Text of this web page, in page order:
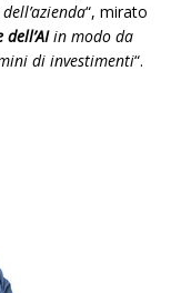
“, mirato
in modo da
di investimenti“.